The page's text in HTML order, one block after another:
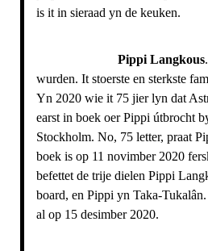
is it in sieraad yn de keuken.
Pippi Langkous
wurden. It stoerste en sterkste
Yn 2020 wie it 75 jier lyn dat
earst in boek oer Pippi útbrocht
Stockholm. No, 75 letter, praat
boek is op 11 novimber 2020
befettet de trije dielen Pippi
board, en Pippi yn Taka-
al op 15 desimber 2020.